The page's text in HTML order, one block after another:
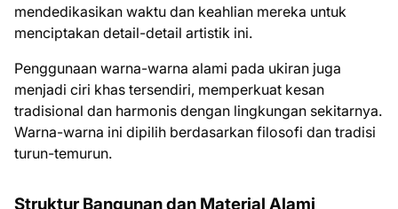
mendedikasikan waktu dan keahlian mereka untuk
menciptakan detail-detail artistik ini.
Penggunaan warna-warna alami pada ukiran juga
menjadi ciri khas tersendiri, memperkuat kesan
tradisional dan harmonis dengan lingkungan sekitarnya.
Warna-warna ini dipilih berdasarkan filosofi dan tradisi
turun-temurun.
Struktur Bangunan dan Material Alami